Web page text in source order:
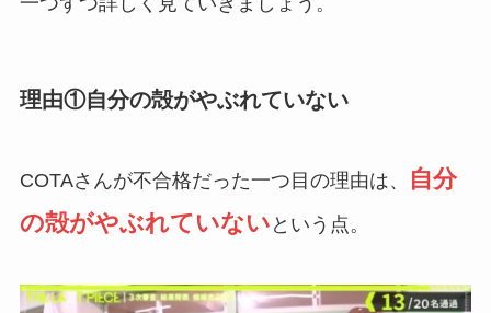
理由①自分の殻がやぶれていない
COTAさんが不合格だった一つ目の理由は、
自分
の殻がやぶれていない という点。